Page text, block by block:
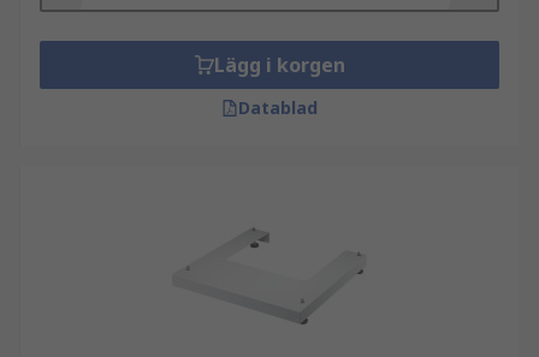
Lägg i korgen
Datablad